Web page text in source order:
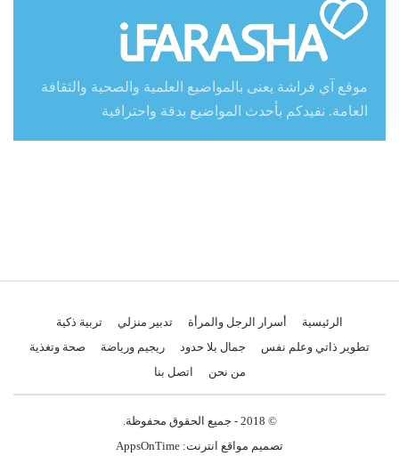
موقع آي فراشة يعنى بالمواضيع العلمية والصحية والثقافة
العامة. نفيدكم بأحدث المواضيع بدقة واحترافية
الرئيسية أسرار الرجل والمرأة تدبير منزلي
تربية ذكية
تطوير ذاتي وعلم نفس
جمال بلا حدود ريجيم ورياضة
صحة وتغذية
من نحن
اتصل بنا
© 2018 - جميع الحقوق محفوظة.
تصميم مواقع انترنت: AppsOnTime